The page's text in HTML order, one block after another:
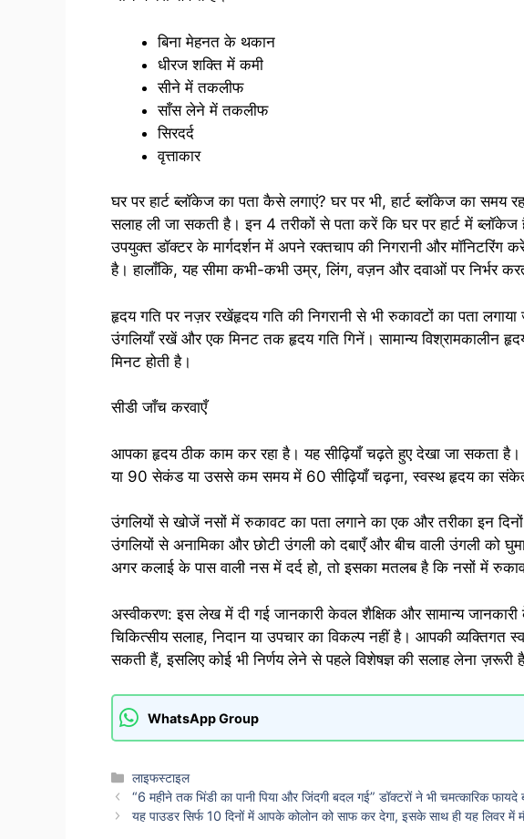
बिना मेहनत के थकान
धीरज शक्ति में कमी
सीने में तकलीफ
साँस लेने में तकलीफ
सिरदर्द
वृत्ताकार
घर पर हार्ट ब्लॉकेज का पता कैसे लगाएं? घर पर भी, हार्ट ब्लॉकेज का समय
सलाह ली जा सकती है। इन 4 तरीकों से पता करें कि घर पर हार्ट में ब्लॉकेज
उपयुक्त डॉक्टर के मार्गदर्शन में अपने रक्तचाप की निगरानी और मॉनिटरिंग
है। हालाँकि, यह सीमा कभी-कभी उम्र, लिंग, वज़न और दवाओं पर निर्भर
हृदय गति पर नज़र रखेंहृदय गति की निगरानी से भी रुकावटों का पता
उंगलियाँ रखें और एक मिनट तक हृदय गति गिनें। सामान्य विश्रामकालीन
मिनट होती है।
सीडी जाँच करवाएँ
आपका हृदय ठीक काम कर रहा है। यह सीढ़ियाँ चढ़ते हुए देखा जा सकता
या 90 सेकंड या उससे कम समय में 60 सीढ़ियाँ चढ़ना, स्वस्थ हृदय का
उंगलियों से खोजें नसों में रुकावट का पता लगाने का एक और तरीका इन
उंगलियों से अनामिका और छोटी उंगली को दबाएँ और बीच वाली उंगली को
अगर कलाई के पास वाली नस में दर्द हो, तो इसका मतलब है कि नसों में
अस्वीकरण: इस लेख में दी गई जानकारी केवल शैक्षिक और सामान्य
चिकित्सीय सलाह, निदान या उपचार का विकल्प नहीं है। आपकी
सकती हैं, इसलिए कोई भी निर्णय लेने से पहले विशेषज्ञ की सलाह लेना ज़रूरी
WhatsApp Group
Categories
लाइफस्टाइल
“6 महीने तक भिंडी का पानी पिया और जिंदगी बदल गई” डॉक्टरों ने भी चमत्कारिक फायदे
यह पाउडर सिर्फ 10 दिनों में आपके कोलोन को साफ कर देगा, इसके साथ ही यह लिवर में